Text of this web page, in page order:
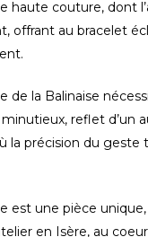
haute couture, dont
offrant au bracelet
de la Balinaise
minutieux, reflet d’un
la précision du geste
est une pièce
en Isère, au